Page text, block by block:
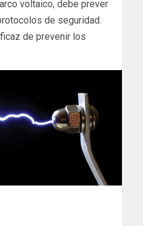
voltaico, debe prever
de seguridad.
de prevenir los